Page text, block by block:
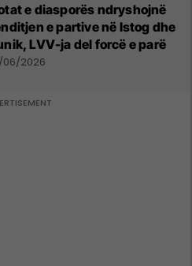
e diasporës ndryshojnë
e partive në Istog dhe
LVV-ja del forcë e parë
06/2026